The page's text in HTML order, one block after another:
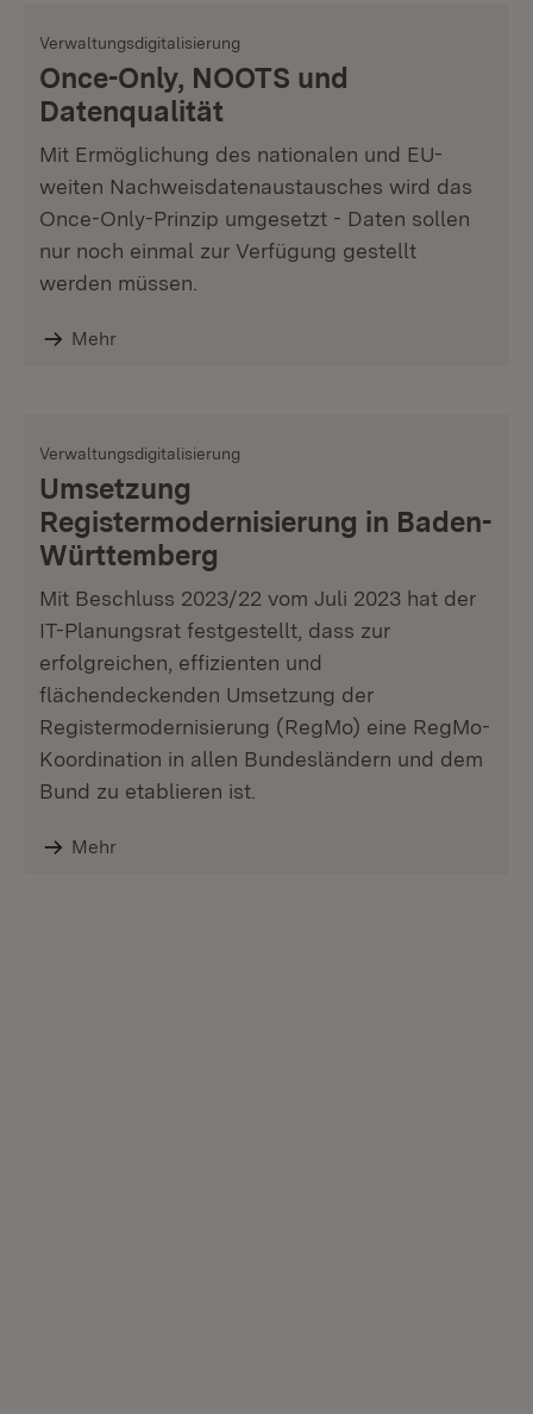
Verwaltungsdigitalisierung
Once-Only, NOOTS und
Datenqualität
Mit Ermöglichung des nationalen und EU-
weiten Nachweisdatenaustausches wird das
Once-Only-Prinzip umgesetzt - Daten sollen
nur noch einmal zur Verfügung gestellt
werden müssen.
Mehr
Verwaltungsdigitalisierung
Umsetzung
Registermodernisierung in Baden-
Württemberg
Mit Beschluss 2023/22 vom Juli 2023 hat der
IT-Planungsrat festgestellt, dass zur
erfolgreichen, effizienten und
flächendeckenden Umsetzung der
Registermodernisierung (RegMo) eine RegMo-
Koordination in allen Bundesländern und dem
Bund zu etablieren ist.
Mehr